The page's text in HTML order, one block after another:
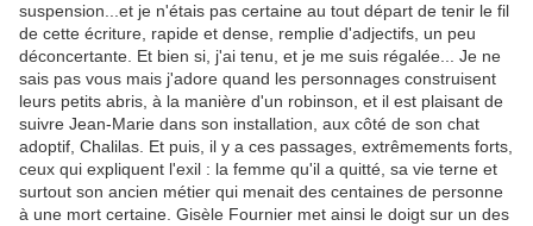
suspension...et je n'étais pas certaine au tout départ de tenir le fil
de cette écriture, rapide et dense, remplie d'adjectifs, un peu
déconcertante. Et bien si, j'ai tenu, et je me suis régalée... Je ne
sais pas vous mais j'adore quand les personnages construisent
leurs petits abris, à la manière d'un robinson, et il est plaisant de
suivre Jean-Marie dans son installation, aux côté de son chat
adoptif, Chalilas. Et puis, il y a ces passages, extrêmements forts,
ceux qui expliquent l'exil : la femme qu'il a quitté, sa vie terne et
surtout son ancien métier qui menait des centaines de personne
à une mort certaine. Gisèle Fournier met ainsi le doigt sur un des